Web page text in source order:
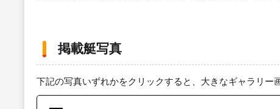
掲載艇写真
下記の写真いずれかをクリックすると、大きなギャラリ